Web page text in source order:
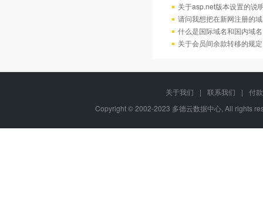
关于asp.net版本设置的说
请问我想把在新网注册的
什么是国际域名和国内域
关于会员间余款转移的规定
关于我们 | 联系我们 |
付
Copyright © 2002-2023 多德云数据中心, All rights